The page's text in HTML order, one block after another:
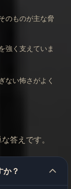
のものが主な脅
強く支えていま
ない怖さがよく
答えです。
か？